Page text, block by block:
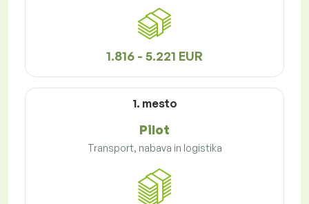
1.816 - 5.221 EUR
1. mesto
Pilot
Transport, nabava in logistika